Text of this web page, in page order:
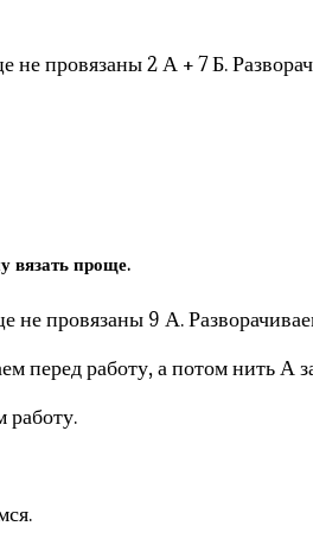
не провязаны 2 А + 7 Б.
вязать проще.
не провязаны 9 А.
перед работу, а потом нить А
работу.